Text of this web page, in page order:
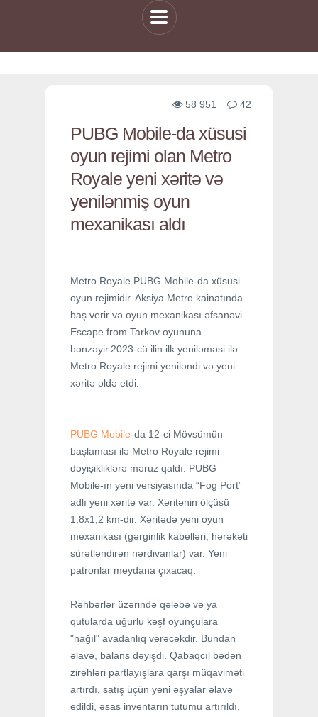
42
58 951
PUBG Mobile-da xüsusi
oyun rejimi olan Metro
Royale yeni xəritə və
yenilənmiş oyun
mexanikası aldı
Metro Royale PUBG Mobile-da xüsusi
oyun rejimidir. Aksiya Metro kainatında
baş verir və oyun mexanikası əfsanəvi
Escape from Tarkov oyununa
bənzəyir.2023-cü ilin ilk yeniləməsi ilə
Metro Royale rejimi yeniləndi və yeni
xəritə əldə etdi.
PUBG Mobile-da 12-ci Mövsümün
başlaması ilə Metro Royale rejimi
dəyişikliklərə məruz qaldı. PUBG
Mobile-ın yeni versiyasında “Fog Port”
adlı yeni xəritə var. Xəritənin ölçüsü
1,8x1,2 km-dir. Xəritədə yeni oyun
mexanikası (gərginlik kabelləri, hərəkəti
sürətləndirən nərdivanlar) var. Yeni
patronlar meydana çıxacaq.
Rəhbərlər üzərində qələbə və ya
qutularda uğurlu kəşf oyunçulara
"nağıl" avadanlıq verəcəkdir. Bundan
əlavə, balans dəyişdi. Qabaqcıl bədən
zirehləri partlayışlara qarşı müqaviməti
artırdı, satış üçün yeni əşyalar əlavə
edildi, əsas inventarın tutumu artırıldı,